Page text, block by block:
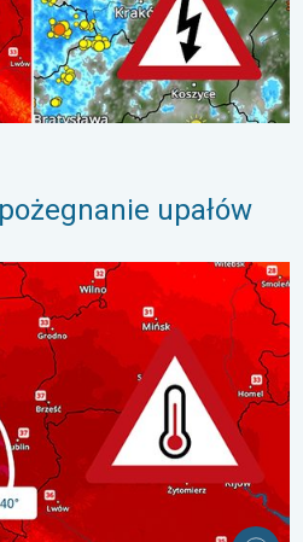
upałów
Ekstremalnie gorąco. . .